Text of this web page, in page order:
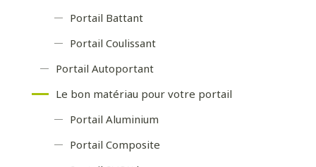
Portail Battant
Portail Coulissant
Portail Autoportant
Le bon matériau pour votre portail
Portail Aluminium
Portail Composite